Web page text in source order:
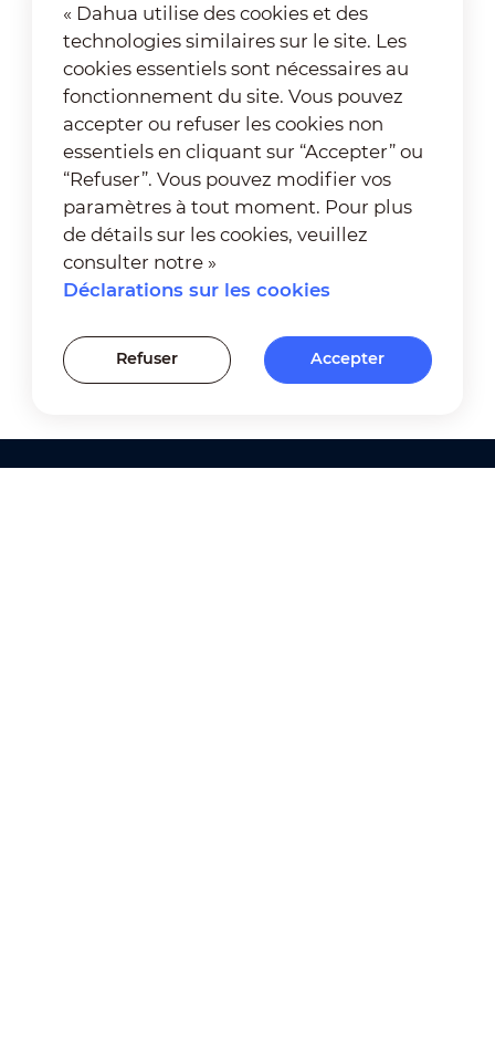
« Dahua utilise des cookies et des
technologies similaires sur le site. Les
cookies essentiels sont nécessaires au
fonctionnement du site. Vous pouvez
accepter ou refuser les cookies non
essentiels en cliquant sur “Accepter” ou
“Refuser”. Vous pouvez modifier vos
paramètres à tout moment. Pour plus
de détails sur les cookies, veuillez
consulter notre »
Déclarations sur les cookies
Refuser Accepter